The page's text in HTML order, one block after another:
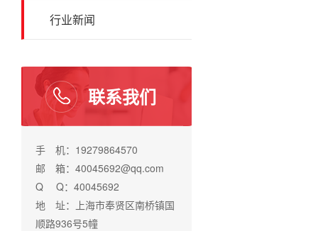
行业新闻
联系我们
手 机：19279864570
邮 箱：40045692@qq.com
Q Q：40045692
地 址：上海市奉贤区南桥镇国
顺路936号5幢